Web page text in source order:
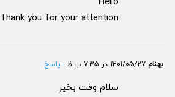
Thank you for your attention
بهنام - پاسخ
سلام وقت بخیر